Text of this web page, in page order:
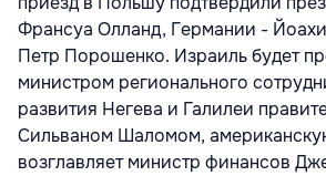
Франсуа Олланд, Германии -
Петр Порошенко. Израиль будет
министром регионального
развития Негева и Галилеи
Сильваном Шаломом,
возглавляет министр финансов